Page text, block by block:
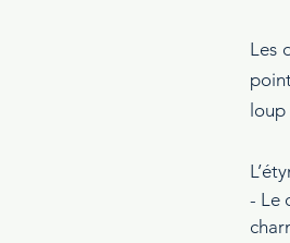
Les
loup
- Le